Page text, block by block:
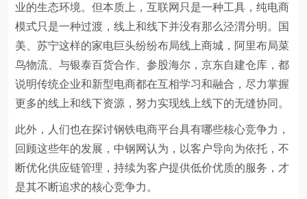
业的生态环境。但本质上，互联网只是一种工具，纯电商
模式只是一种过渡，线上和线下并没有那么泾渭分明。国
美、苏宁这样的家电巨头纷纷布局线上商城，阿里布局菜
鸟物流、与银泰百货合作、参股海尔，京东自建仓库，都
说明传统企业和新型电商都在互相学习和融合，尽力掌握
更多的线上和线下资源，努力实现线上线下的无缝协同。
此外，人们也在探讨钢铁电商平台具有哪些核心竞争力，
回顾这些年的发展，中钢网认为，以客户导向为依托，不
断优化供应链管理，持续为客户提供低价优质的服务，才
是其不断追求的核心竞争力。